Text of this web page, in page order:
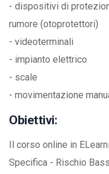
- dispositivi di
rumore (otoprotettori)
- videoterminali
- impianto elettrico
- scale
- movimentazione
Obiettivi:
Il corso online in
Specifica - Rischio